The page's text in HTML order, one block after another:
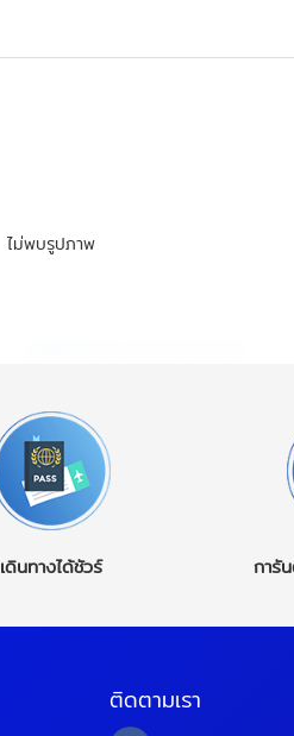
ไม่พบรูปภาพ
เดินทางได้ชัวร์ การั
ติดตามเรา